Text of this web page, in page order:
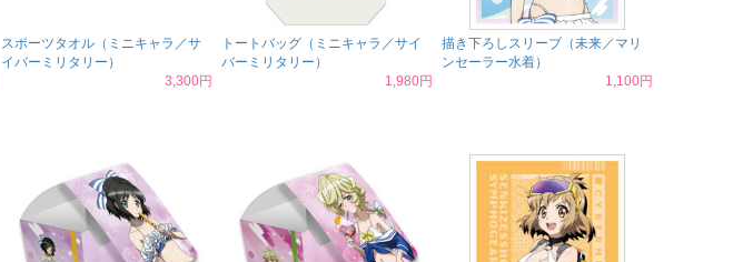
スポーツタオル（ミニキャラ／サ
イバーミリタリー）
3,300円
トートバッグ（ミニキャラ／サイ
バーミリタリー）
1,980円
描き下ろしスリーブ（未来／マリ
ンセーラー水着）
1,100円